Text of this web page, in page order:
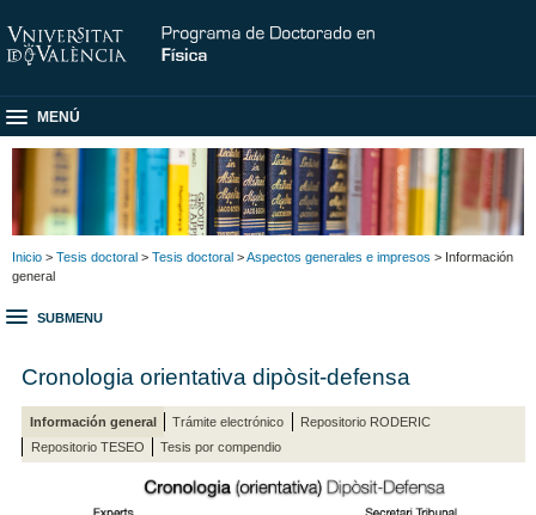
MENÚ
Inicio > Tesis doctoral > Tesis doctoral >Aspectos generales e impresos > Información
general
SUBMENU
Cronologia orientativa dipòsit-defensa
Información general Trámite electrónico
Repositorio RODERIC
Repositorio TESEO
Tesis por compendio